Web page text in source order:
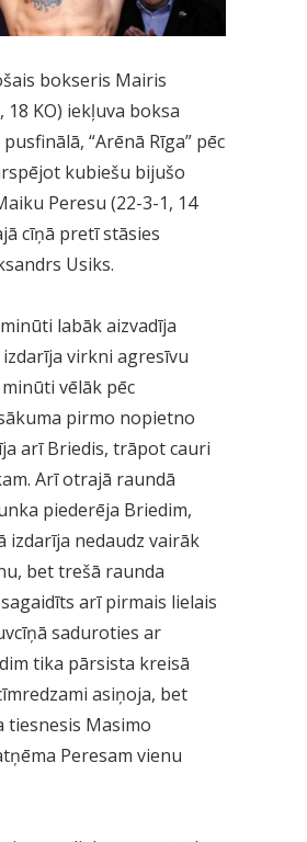
bokseris Mairis
18 KO) iekļuva boksa
“Arēnā Rīga” pēc
kubiešu bijušo
Peresu (22-3-1, 14
cīņā pretī stāsies
Usiks.
labāk aizvadīja
virkni agresīvu
vēlāk pēc
pirmo nopietno
arī Briedis, trāpot cauri
Arī otrajā raundā
piederēja Briedim,
izdarīja nedaudz vairāk
bet trešā raunda
arī pirmais lielais
saduroties ar
tika pārsista kreisā
asiņoja, bet
tiesnesis Masimo
Peresam vienu